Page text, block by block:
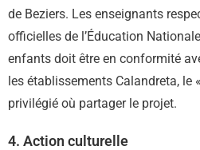
de Beziers. Les enseignants
officielles de l’Éducation
enfants doit être en conformité
les établissements Calandreta, le
privilégié où partager le projet.
4. Action culturelle